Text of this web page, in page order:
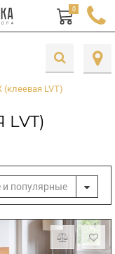
0
LVT)
популярные